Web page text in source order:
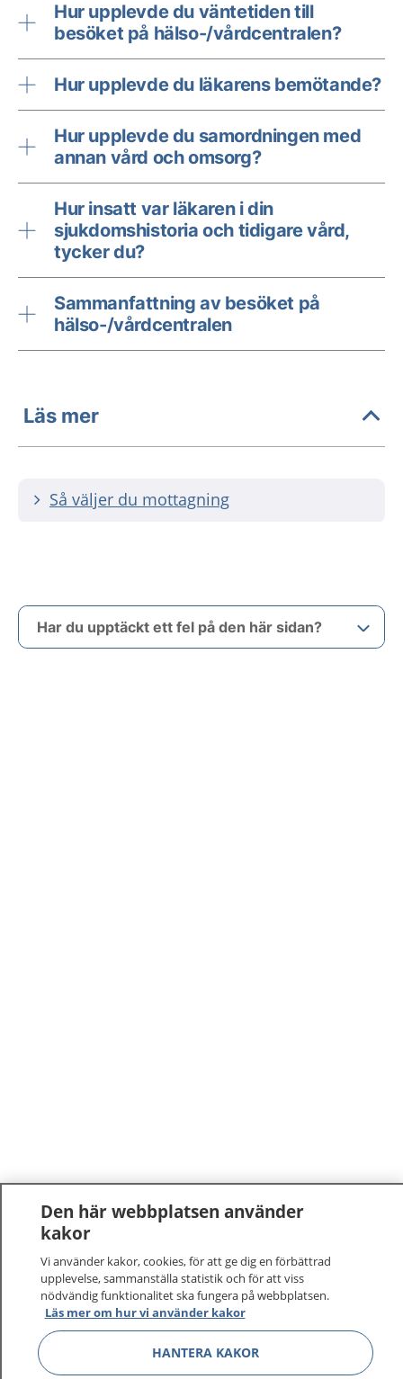
Hur upplevde du väntetiden till
besöket på hälso-/vårdcentralen?
Hur upplevde du läkarens bemötande?
Hur upplevde du samordningen med
annan vård och omsorg?
Hur insatt var läkaren i din
sjukdomshistoria och tidigare vård,
tycker du?
Sammanfattning av besöket på
hälso-/vårdcentralen
Läs mer
Så väljer du mottagning
Har du upptäckt ett fel på den här sidan?
Den här webbplatsen använder
kakor
Vi använder kakor, cookies, för att ge dig en förbättrad
upplevelse, sammanställa statistik och för att viss
nödvändig funktionalitet ska fungera på webbplatsen.
Läs mer om hur vi använder kakor
HANTERA KAKOR